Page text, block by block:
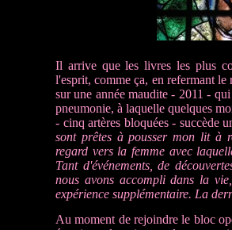
Il arrive que les livres les plus
l'esprit, comme ça, en refermant
sur une année maudite - 2011 -
pneumonie, à laquelle quelques
- cinq artères bloquées - succède
sont prêtes à pousser mon lit à
regard vers la femme avec
Tant d'événements, de
nous avons accompli dans la
expérience supplémentaire. La
Au moment de rejoindre le bloc